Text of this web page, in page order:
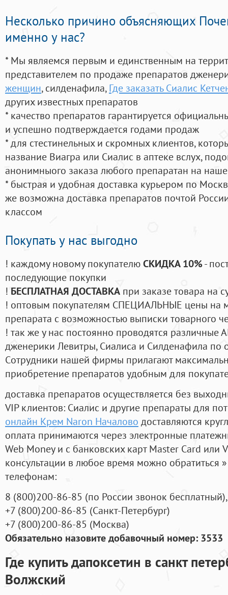
Несколько причино объясняющих
именно у нас?
* Мы являемся первым и единственным на
представителем по продаже препаратов
женщин, силденафила, Где заказать Сиалис
других известных препаратов
* качество препаратов гарантируется
и успешно подтверждается годами продаж
* для стестинельных и скромных клиентов,
название Виагра или Сиалис в аптеке вслух,
анонимныого заказа любого препаратан на
* быстрая и удобная доставка курьером по
же возможна доставка препаратов почтой
классом
Покупать у нас выгодно
! каждому новому покупателюСКИДКА 10%-
последующие покупки
! БЕСПЛАТНАЯ ДОСТАВКА при заказе товара на
! оптовым покупателям СПЕЦИАЛЬНЫЕ цены на
препарата с возможностью выписки товарного
! так же у нас постоянно проводятся
дженерики Левитры, Сиалиса и Силденафила по
Cотрудники нашей фирмы прилагают
приобретение препаратов удобным для
доставка препаратов осуществляется без
VIP клиентов: Сиалис и другие препараты для
онлайн Крем Naron Началово доставляются
оплата принимаются через электронные
Web Money и с банковских карт Master Card или
консультации в любое время можно обратиться
телефонам:
8 (800)200-86-85 (по России звонок бесплатный),
+7 (800)200-86-85 (Санкт-Петербург)
+7 (800)200-86-85 (Москва)
Обязательно назовите добавочный номер: 3533
Где купить дапоксетин в санкт
Волжский